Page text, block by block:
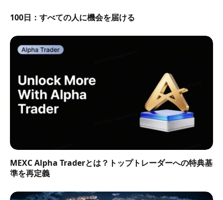
100日：すべての人に機会を届ける
MEXC Alpha Traderとは？トップトレーダーへの特典基
準を再定義